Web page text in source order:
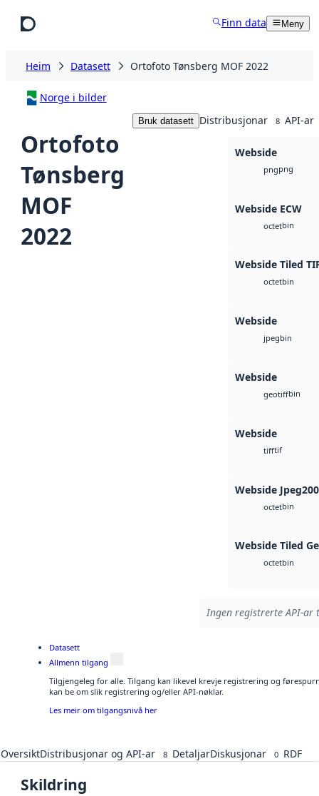
Finn data Meny
Heim Datasett Ortofoto Tønsberg MOF 2022
Norge i bilder
Ortofoto
Tønsberg
MOF
2022
Bruk datasett Distribusjonar 8 API-ar
Webside
pngpng
Webside ECW
octetbin
Webside Tiled
octetbin
Webside
jpegbin
Webside
geotiffbin
Webside
tifftif
Webside
octetbin
Webside Tiled
octetbin
Ingen registrerte API-
Datasett
Allmenn tilgang
Tilgjengeleg for alle. Tilgang kan likevel krevje registrering og
kan be om slik registrering og/eller API-nøklar.
Les meir om tilgangsnivå her
OversiktDistribusjonar og API-ar 8 DetaljarDiskusjonar 0 RDF
Skildring